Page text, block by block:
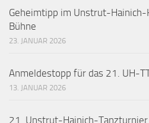
Geheimtipp im Unstrut-
Bühne
23. JANUAR 2026
Anmeldestopp für das 21. UH-
13. JANUAR 2026
21. Unstrut-Hainich-